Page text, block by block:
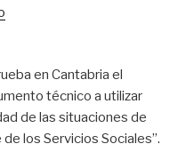
en Cantabria el
técnico a utilizar
de las situaciones de
los Servicios Sociales”.